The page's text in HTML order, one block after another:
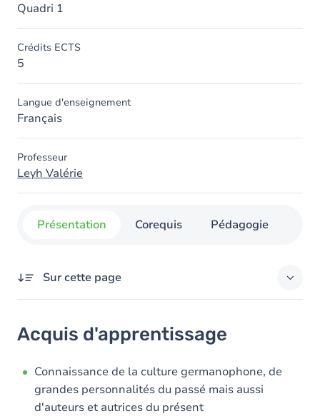
Quadri 1
Crédits ECTS
5
Langue d'enseignement
Français
Professeur
Leyh Valérie
Présentation Corequis Pédagogie
Sur cette page
Objectifs
Contenu
Table des matières
Acquis d'apprentissage
Connaissance de la culture germanophone, de
grandes personnalités du passé mais aussi
d'auteurs et autrices du présent